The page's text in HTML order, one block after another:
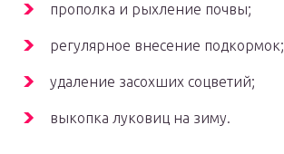
прополка и рыхление почвы;
регулярное внесение подкормок;
удаление засохших соцветий;
выкопка луковиц на зиму.